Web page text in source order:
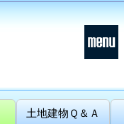
土地建物Ｑ＆Ａ